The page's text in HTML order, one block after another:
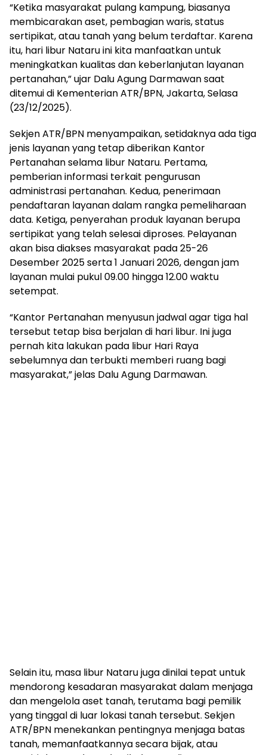
“Ketika masyarakat pulang kampung, biasanya
membicarakan aset, pembagian waris, status
sertipikat, atau tanah yang belum terdaftar. Karena
itu, hari libur Nataru ini kita manfaatkan untuk
meningkatkan kualitas dan keberlanjutan layanan
pertanahan,” ujar Dalu Agung Darmawan saat
ditemui di Kementerian ATR/BPN, Jakarta, Selasa
(23/12/2025).
Sekjen ATR/BPN menyampaikan, setidaknya ada tiga
jenis layanan yang tetap diberikan Kantor
Pertanahan selama libur Nataru. Pertama,
pemberian informasi terkait pengurusan
administrasi pertanahan. Kedua, penerimaan
pendaftaran layanan dalam rangka pemeliharaan
data. Ketiga, penyerahan produk layanan berupa
sertipikat yang telah selesai diproses. Pelayanan
akan bisa diakses masyarakat pada 25-26
Desember 2025 serta 1 Januari 2026, dengan jam
layanan mulai pukul 09.00 hingga 12.00 waktu
setempat.
“Kantor Pertanahan menyusun jadwal agar tiga hal
tersebut tetap bisa berjalan di hari libur. Ini juga
pernah kita lakukan pada libur Hari Raya
sebelumnya dan terbukti memberi ruang bagi
masyarakat,” jelas Dalu Agung Darmawan.
Selain itu, masa libur Nataru juga dinilai tepat untuk
mendorong kesadaran masyarakat dalam menjaga
dan mengelola aset tanah, terutama bagi pemilik
yang tinggal di luar lokasi tanah tersebut. Sekjen
ATR/BPN menekankan pentingnya menjaga batas
tanah, memanfaatkannya secara bijak, atau